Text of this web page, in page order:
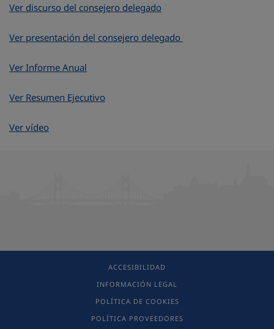
Ver discurso del consejero delegado
Ver presentación del consejero delegado
Ver Informe Anual
Ver Resumen Ejecutivo
Ver vídeo
ACCESIBILIDAD
INFORMACIÓN LEGAL
POLÍTICA DE COOKIES
POLÍTICA PROVEEDORES